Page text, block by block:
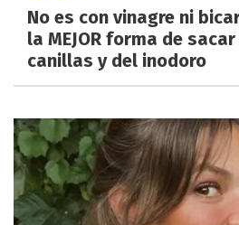
No es con vinagre ni
la MEJOR forma de
canillas y del inodoro